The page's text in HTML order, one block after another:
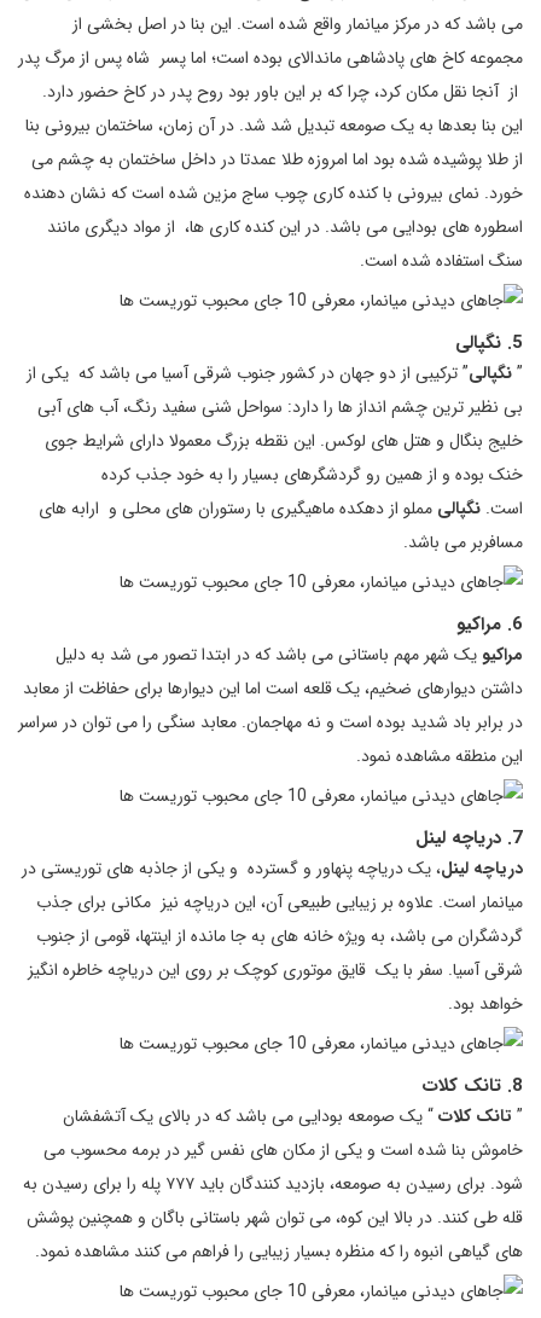
می باشد که در مرکز میانمار واقع شده است. این بنا در اصل بخشی از
مجموعه کاخ های پادشاهی ماندالای بوده است؛ اما پسر شاه پس از مرگ پدر
از آنجا نقل مکان کرد، چرا که بر این باور بود روح پدر در کاخ حضور دارد.
این بنا بعدها به یک صومعه تبدیل شد شد. در آن زمان، ساختمان بیرونی بنا
از طلا پوشیده شده بود اما امروزه طلا عمدتا در داخل ساختمان به چشم می
خورد. نمای بیرونی با کنده کاری چوب ساج مزین شده است که نشان دهنده
اسطوره های بودایی می باشد. در این کنده کاری ها، از مواد دیگری مانند
سنگ استفاده شده است.
5. نگپالی
”نگپالی” ترکیبی از دو جهان در کشور جنوب شرقی آسیا می باشد که یکی از
بی نظیر ترین چشم انداز ها را دارد: سواحل شنی سفید رنگ، آب های آبی
خلیج بنگال و هتل های لوکس. این نقطه بزرگ معمولا دارای شرایط جوی
خنک بوده و از همین رو گردشگرهای بسیار را به خود جذب کرده
است. نگپالی مملو از دهکده ماهیگیری با رستوران های محلی و ارابه های
مسافربر می باشد.
6. مراکیو
مراکیو یک شهر مهم باستانی می باشد که در ابتدا تصور می شد به دلیل
داشتن دیوارهای ضخیم، یک قلعه است اما این دیوارها برای حفاظت از معابد
در برابر باد شدید بوده است و نه مهاجمان. معابد سنگی را می توان در سراسر
این منطقه مشاهده نمود.
7. دریاچه لینل
دریاچه لینل، یک دریاچه پنهاور و گسترده و یکی از جاذبه های توریستی در
میانمار است. علاوه بر زیبایی طبیعی آن، این دریاچه نیز مکانی برای جذب
گردشگران می باشد، به ویژه خانه های به جا مانده از اینتها، قومی از جنوب
شرقی آسیا. سفر با یک قایق موتوری کوچک بر روی این دریاچه خاطره انگیز
خواهد بود.
8. تانک کلات
” تانک کلات“ یک صومعه بودایی می باشد که در بالای یک آتشفشان
خاموش بنا شده است و یکی از مکان های نفس گیر در برمه محسوب می
شود. برای رسیدن به صومعه، بازدید کنندگان باید ۷۷۷ پله را برای رسیدن به
قله طی کنند. در بالا این کوه، می توان شهر باستانی باگان و همچنین پوشش
های گیاهی انبوه را که منظره بسیار زیبایی را فراهم می کنند مشاهده نمود.